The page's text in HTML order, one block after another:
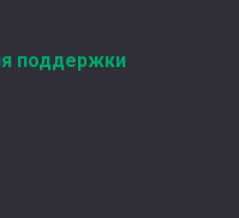
поддержки